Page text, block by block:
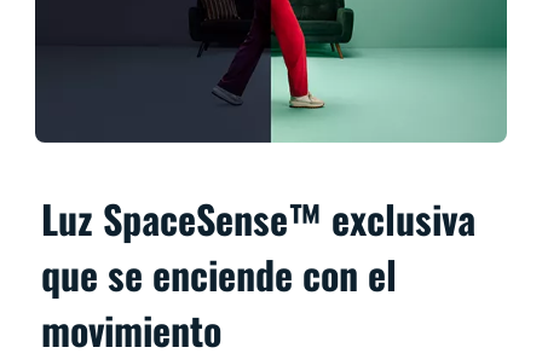
Luz SpaceSense™ exclusiva
que se enciende con el
movimiento